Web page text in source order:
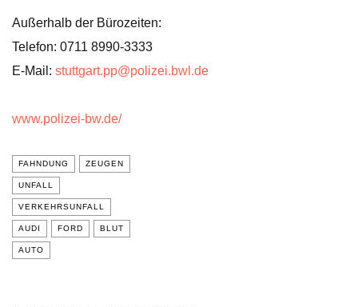
Außerhalb der Bürozeiten:
Telefon: 0711 8990-3333
E-Mail: stuttgart.pp@polizei.bwl.de
www.polizei-bw.de/
FAHNDUNG ZEUGEN
UNFALL
VERKEHRSUNFALL
AUDI FORD BLUT
AUTO